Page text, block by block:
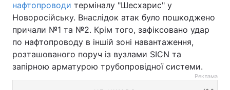
нафтопроводи терміналу "Шесхарис" у
Новоросійську. Внаслідок атак було пошкоджено
причали №1 та №2. Крім того, зафіксовано удар
по нафтопроводу в іншій зоні навантаження,
розташованого поруч із вузлами SICN та
запірною арматурою трубопровідної системи.
Реклама